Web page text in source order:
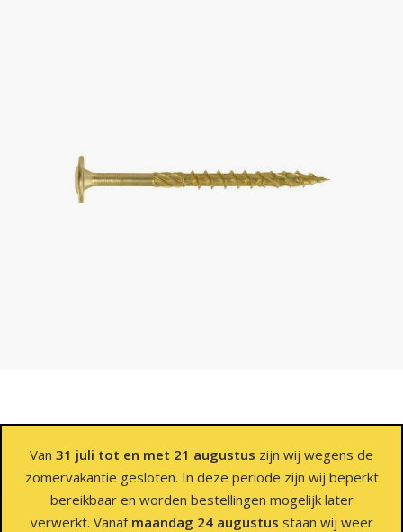
Van 31 juli tot en met 21 augustus zijn wij wegens de
zomervakantie gesloten. In deze periode zijn wij beperkt
bereikbaar en worden bestellingen mogelijk later
verwerkt. Vanaf maandag 24 augustus staan wij weer